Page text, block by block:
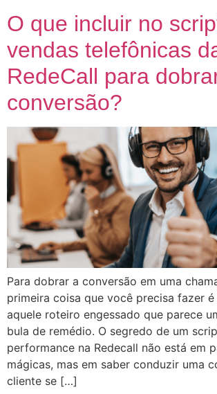
O que incluir no
vendas telefônicas
RedeCall para
conversão?
Para dobrar a conversão em uma
primeira coisa que você precisa fazer
aquele roteiro engessado que parece
bula de remédio. O segredo de um
performance na Redecall não está em
mágicas, mas em saber conduzir uma
cliente se […]